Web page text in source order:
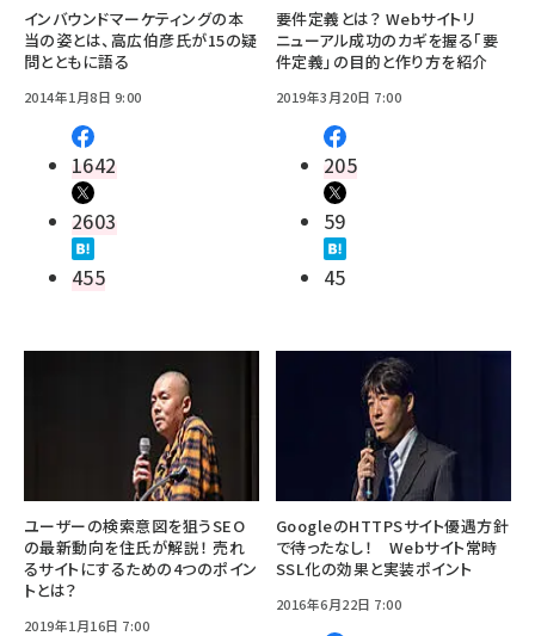
インバウンドマーケティングの本
当の姿とは、高広伯彦氏が15の疑
問とともに語る
2014年1月8日 9:00
1642
2603
455
要件定義とは？ Webサイトリ
ニューアル成功のカギを握る「要
件定義」の目的と作り方を紹介
2019年3月20日 7:00
205
59
45
ユーザーの検索意図を狙うSEO
の最新動向を住氏が解説！ 売れ
るサイトにするための4つのポイン
トとは？
2019年1月16日 7:00
GoogleのHTTPSサイト優遇方針
で待ったなし！ Webサイト常時
SSL化の効果と実装ポイント
2016年6月22日 7:00